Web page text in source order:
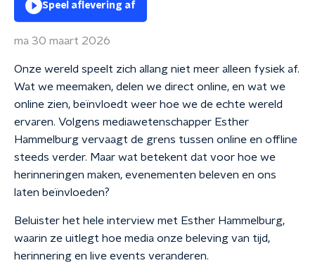
Speel aflevering af
ma 30 maart 2026
Onze wereld speelt zich allang niet meer alleen fysiek af.
Wat we meemaken, delen we direct online, en wat we
online zien, beïnvloedt weer hoe we de echte wereld
ervaren. Volgens mediawetenschapper Esther
Hammelburg vervaagt de grens tussen online en offline
steeds verder. Maar wat betekent dat voor hoe we
herinneringen maken, evenementen beleven en ons
laten beïnvloeden?
Beluister het hele interview met Esther Hammelburg,
waarin ze uitlegt hoe media onze beleving van tijd,
herinnering en live events veranderen.